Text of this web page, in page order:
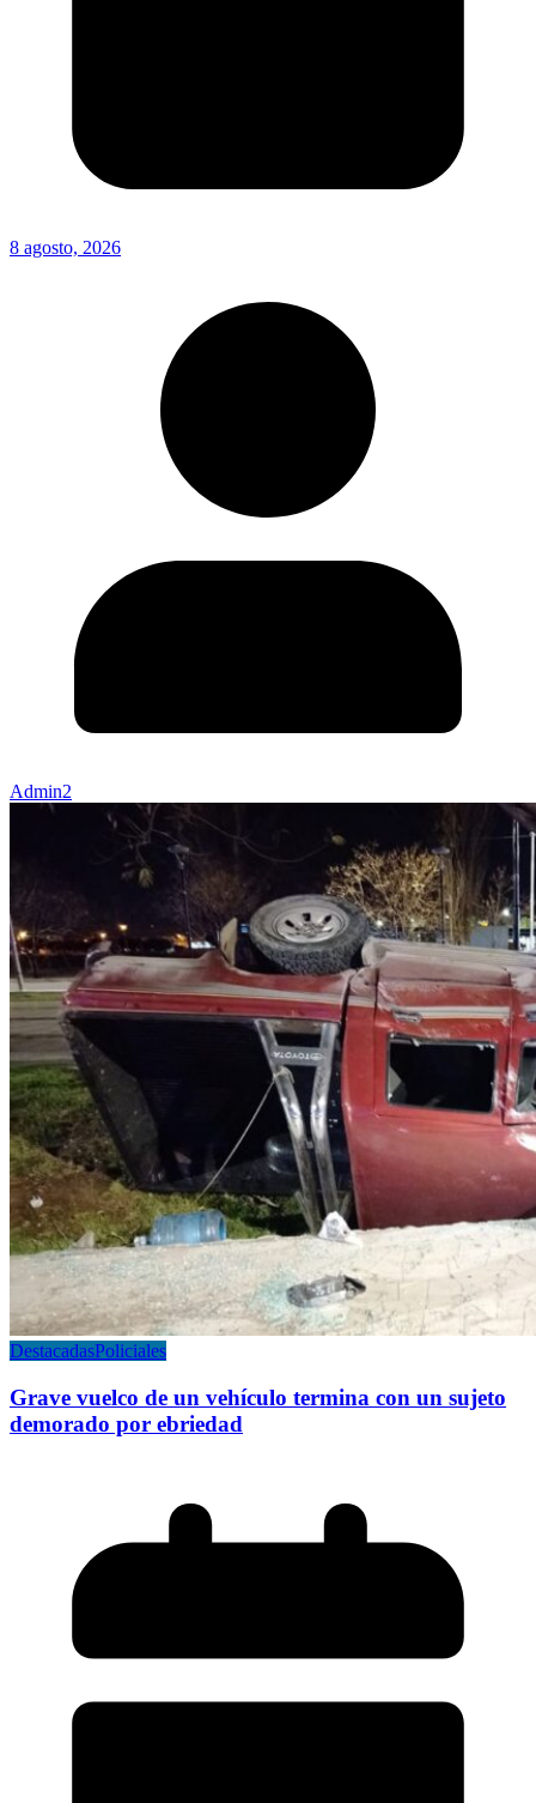
8 agosto, 2026
Admin2
DestacadasPoliciales
Grave vuelco de un vehículo termina con un sujeto
demorado por ebriedad